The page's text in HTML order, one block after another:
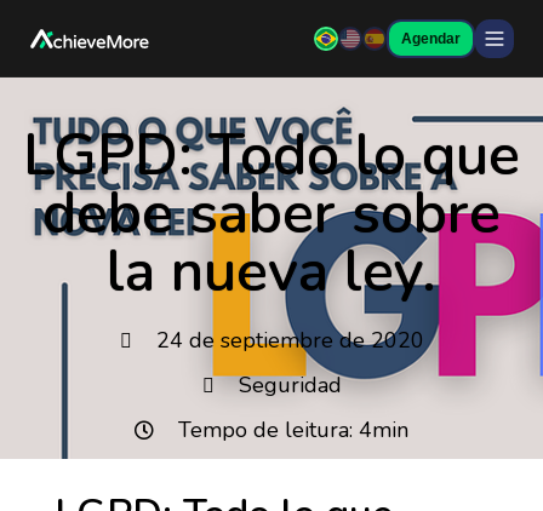
Agendar
LGPD: Todo lo que
debe saber sobre
la nueva ley.
24 de septiembre de 2020
Seguridad
Tempo de leitura: 4min